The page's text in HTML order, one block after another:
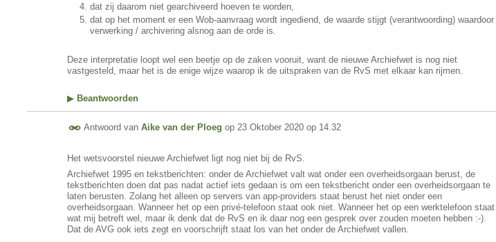
dat zij daarom niet gearchiveerd hoeven te worden,
dat op het moment er een Wob-aanvraag wordt ingediend, de waarde stijgt (verantwoording) waardoor
verwerking / archivering alsnog aan de orde is.
Deze interpretatie loopt wel een beetje op de zaken vooruit, want de nieuwe Archiefwet is nog niet
vastgesteld, maar het is de enige wijze waarop ik de uitspraken van de RvS met elkaar kan rijmen.
▶ Beantwoorden
Antwoord van Aike van der Ploeg op 23 Oktober 2020 op 14.32
Het wetsvoorstel nieuwe Archiefwet ligt nog niet bij de RvS.
Archiefwet 1995 en tekstberichten: onder de Archiefwet valt wat onder een overheidsorgaan berust, de
tekstberichten doen dat pas nadat actief iets gedaan is om een tekstbericht onder een overheidsorgaan te
laten berusten. Zolang het alleen op servers van app-providers staat berust het niet onder een
overheidsorgaan. Wanneer het op een privé-telefoon staat ook niet. Wanneer het op een werktelefoon staat
wat mij betreft wel, maar ik denk dat de RvS en ik daar nog een gesprek over zouden moeten hebben :-).
Dat de AVG ook iets zegt en voorschrijft staat los van het onder de Archiefwet vallen.